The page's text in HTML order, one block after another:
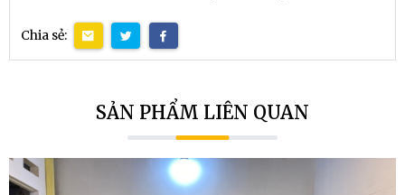
Chia sẻ:
SẢN PHẨM LIÊN QUAN